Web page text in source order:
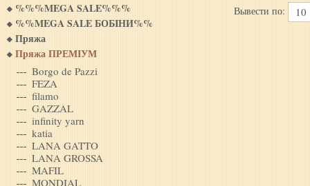
%%%MEGA SALE%%%
%%MEGA SALE БОБIНИ%%
Пряжа
Пряжа ПРЕМІУМ
Borgo de Pazzi
FEZA
filamo
GAZZAL
infinity yarn
katia
LANA GATTO
LANA GROSSA
MAFIL
MONDIAL
Вывести по: 10